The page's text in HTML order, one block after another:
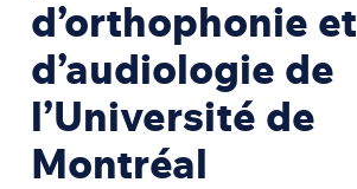
d’orthophonie et
d’audiologie de
l’Université de
Montréal